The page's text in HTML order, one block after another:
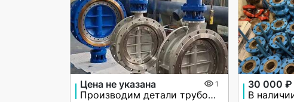
Цена не указана 1
Производим детали трубопровода по чертежам заказчика
30 000 ₽